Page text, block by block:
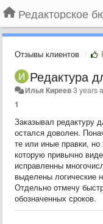
Отзывы клиентов
Редактура
Илья Киреев3 years
1
Заказывал редактуру
остался доволен.
те или иные правки,
которую привычно
исправленны
выделены логические
Отдельно отмечу
обозначенных сроков.